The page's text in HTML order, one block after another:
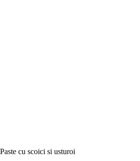
Paste cu scoici si usturoi